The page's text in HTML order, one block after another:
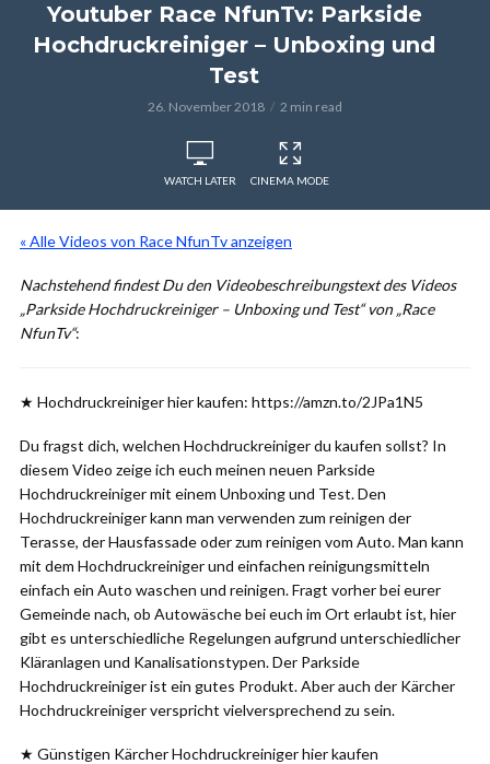
Youtuber Race NfunTv: Parkside
Hochdruckreiniger – Unboxing und
Test
26. November 2018 2 min read
WATCH LATER CINEMA MODE
« Alle Videos von Race NfunTv anzeigen
Nachstehend findest Du den Videobeschreibungstext des Videos
„Parkside Hochdruckreiniger – Unboxing und Test“ von „Race
NfunTv“:
★ Hochdruckreiniger hier kaufen: https://amzn.to/2JPa1N5
Du fragst dich, welchen Hochdruckreiniger du kaufen sollst? In
diesem Video zeige ich euch meinen neuen Parkside
Hochdruckreiniger mit einem Unboxing und Test. Den
Hochdruckreiniger kann man verwenden zum reinigen der
Terasse, der Hausfassade oder zum reinigen vom Auto. Man kann
mit dem Hochdruckreiniger und einfachen reinigungsmitteln
einfach ein Auto waschen und reinigen. Fragt vorher bei eurer
Gemeinde nach, ob Autowäsche bei euch im Ort erlaubt ist, hier
gibt es unterschiedliche Regelungen aufgrund unterschiedlicher
Kläranlagen und Kanalisationstypen. Der Parkside
Hochdruckreiniger ist ein gutes Produkt. Aber auch der Kärcher
Hochdruckreiniger verspricht vielversprechend zu sein.
★ Günstigen Kärcher Hochdruckreiniger hier kaufen